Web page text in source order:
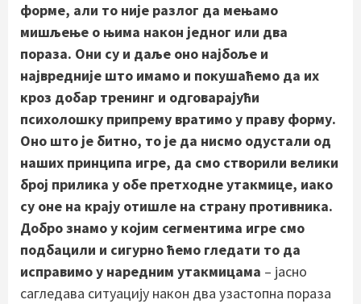
форме, али то није разлог да мењамо
мишљење о њима након једног или два
пораза. Они су и даље оно најбоље и
највредније што имамо и покушаћемо да их
кроз добар тренинг и одговарајући
психолошку припрему вратимо у праву форму.
Оно што је битно, то је да нисмо одустали од
наших принципа игре, да смо створили велики
број прилика у обе претходне утакмице, иако
су оне на крају отишле на страну противника.
Добро знамо у којим сегментима игре смо
подбацили и сигурно ћемо гледати то да
исправимо у наредним утакмицама – јасно
сагледава ситуацију након два узастопна пораза